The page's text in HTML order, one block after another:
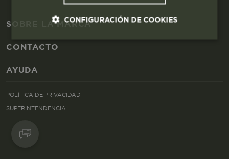
SOBRE LA MARCA
CONTACTO
AYUDA
POLÍTICA DE PRIVACIDAD
SUPERINTENDENCIA
CONFIGURACIÓN DE COOKIES